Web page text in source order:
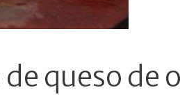
queso de